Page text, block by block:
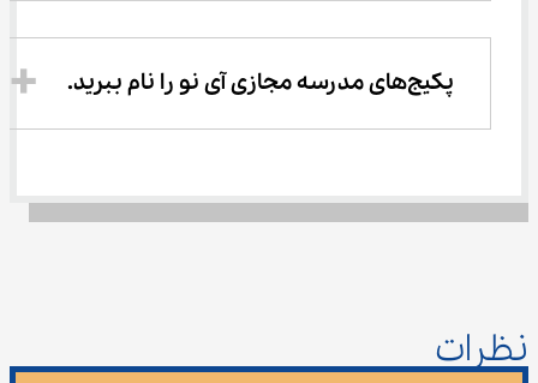
پکیج‌های مدرسه مجازی آی نو را نام ببرید.
نظرات